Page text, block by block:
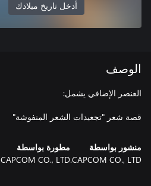
أدخل تاريخ ميلادك
الوصف
قصة شعر "تجعيدات الشعر المنفوشة"
منشور بواسطة
CAPCOM CO., LTD.
مطورة بواسطة
CAPCOM CO., LTD.